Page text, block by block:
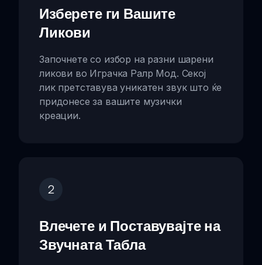
Изберете ги Вашите
Ликови
Започнете со избор на разни шарени
ликови во Играчка Ралр Мод. Секој
лик претставува уникатен звук што ќе
придонесе за вашите музички
креации.
2
Влечете и Поставувајте на
Звучната Табла